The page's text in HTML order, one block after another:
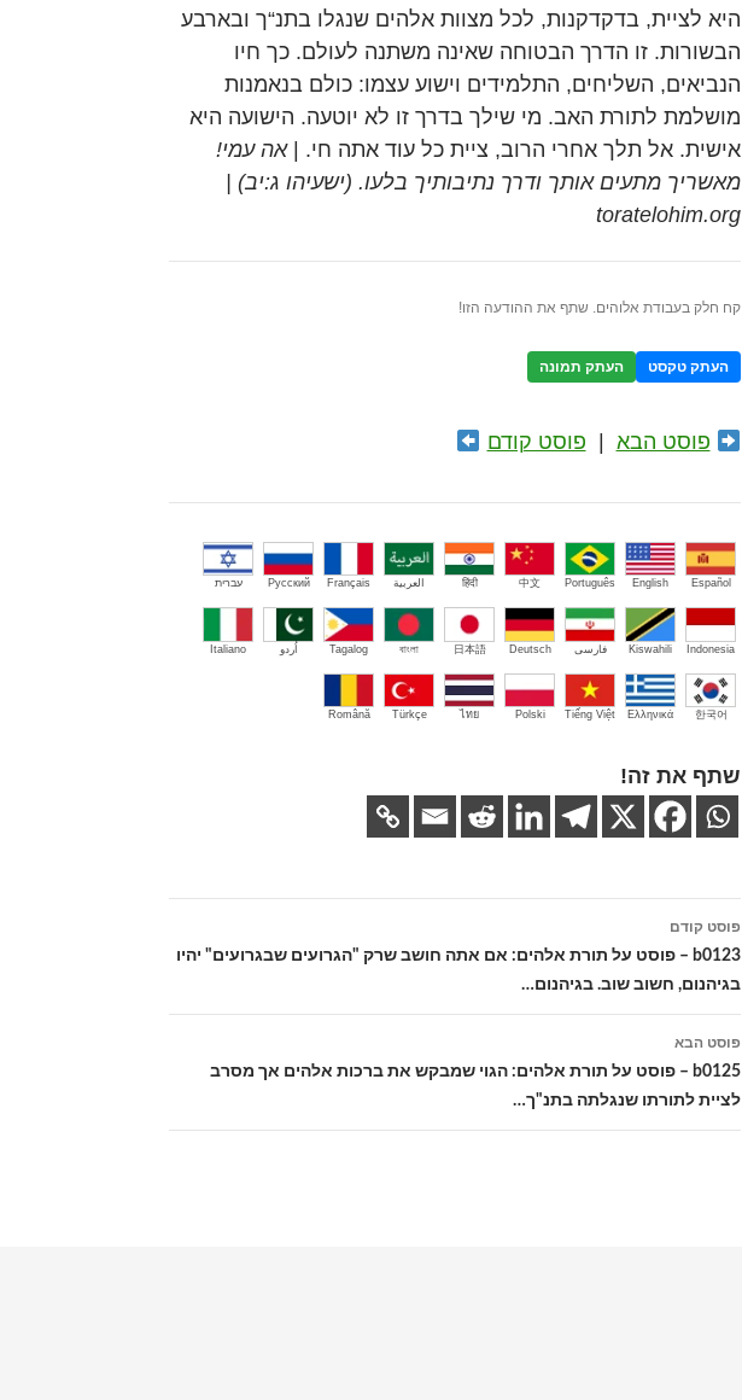
היא לציית, בדקדקנות, לכל מצוות אלהים שנגלו בתנ“ך ובארבע
הבשורות. זו הדרך הבטוחה שאינה משתנה לעולם. כך חיו
הנביאים, השליחים, התלמידים וישוע עצמו: כולם בנאמנות
מושלמת לתורת האב. מי שילך בדרך זו לא יוטעה. הישועה היא
אישית. אל תלך אחרי הרוב, ציית כל עוד אתה חי. |אה עמי!
מאשריך מתעים אותך ודרך נתיבותיך בלעו. (ישעיהו ג:יב) |
toratelohim.org
קח חלק בעבודת אלוהים. שתף את ההודעה הזו!
העתק טקסט העתק תמונה
פוסט הבא פוסט קודם
Español
English
Português
中文
हिंदी العربية Français
Русский עברית
Indonesia
Kiswahili فارسی Deutsch
日本語
বাংলা
Tagalog اُردو Italiano
한국어
Ελληνικά
Tiếng Việt
Polski
ไทย
Türkçe
Română
שתף את זה!
ניווט
בפוסטים
פוסט קודם
b0123 – פוסט על תורת אלהים: אם אתה חושב שרק "הגרועים שבגרועים" יהיו
בגיהנום, חשוב שוב. בגיהנום…
פוסט הבא
b0125 – פוסט על תורת אלהים: הגוי שמבקש את ברכות אלהים אך מסרב
לציית לתורתו שנגלתה בתנ"ך…